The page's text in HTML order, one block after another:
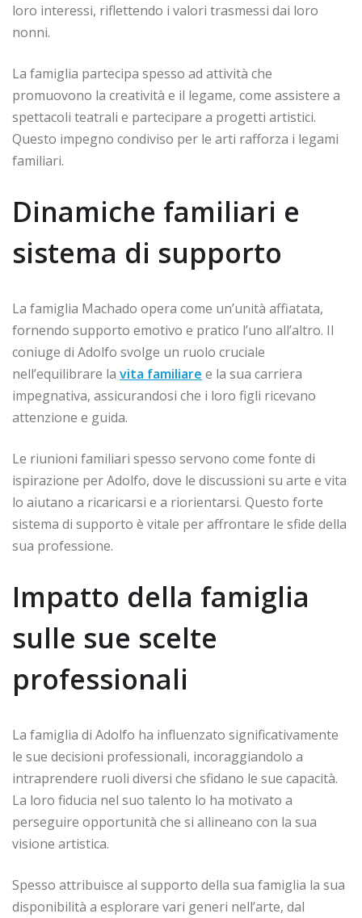
loro interessi, riflettendo i valori trasmessi dai loro
nonni.
La famiglia partecipa spesso ad attività che
promuovono la creatività e il legame, come assistere a
spettacoli teatrali e partecipare a progetti artistici.
Questo impegno condiviso per le arti rafforza i legami
familiari.
Dinamiche familiari e
sistema di supporto
La famiglia Machado opera come un’unità affiatata,
fornendo supporto emotivo e pratico l’uno all’altro. Il
coniuge di Adolfo svolge un ruolo cruciale
nell’equilibrare la vita familiare e la sua carriera
impegnativa, assicurandosi che i loro figli ricevano
attenzione e guida.
Le riunioni familiari spesso servono come fonte di
ispirazione per Adolfo, dove le discussioni su arte e vita
lo aiutano a ricaricarsi e a riorientarsi. Questo forte
sistema di supporto è vitale per affrontare le sfide della
sua professione.
Impatto della famiglia
sulle sue scelte
professionali
La famiglia di Adolfo ha influenzato significativamente
le sue decisioni professionali, incoraggiandolo a
intraprendere ruoli diversi che sfidano le sue capacità.
La loro fiducia nel suo talento lo ha motivato a
perseguire opportunità che si allineano con la sua
visione artistica.
Spesso attribuisce al supporto della sua famiglia la sua
disponibilità a esplorare vari generi nell’arte, dal